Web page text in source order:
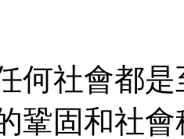
社會都是
鞏固和社